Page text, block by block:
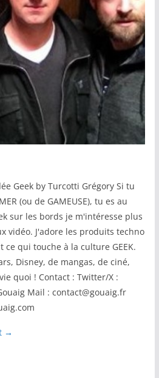
Geek by Turcotti Grégory Si tu
(ou de GAMEUSE), tu es au
sur les bords je m'intéresse plus
vidéo. J'adore les produits techno
qui touche à la culture GEEK.
Disney, de mangas, de ciné,
quoi ! Contact : Twitter/X :
Mail : contact@gouaig.fr
→